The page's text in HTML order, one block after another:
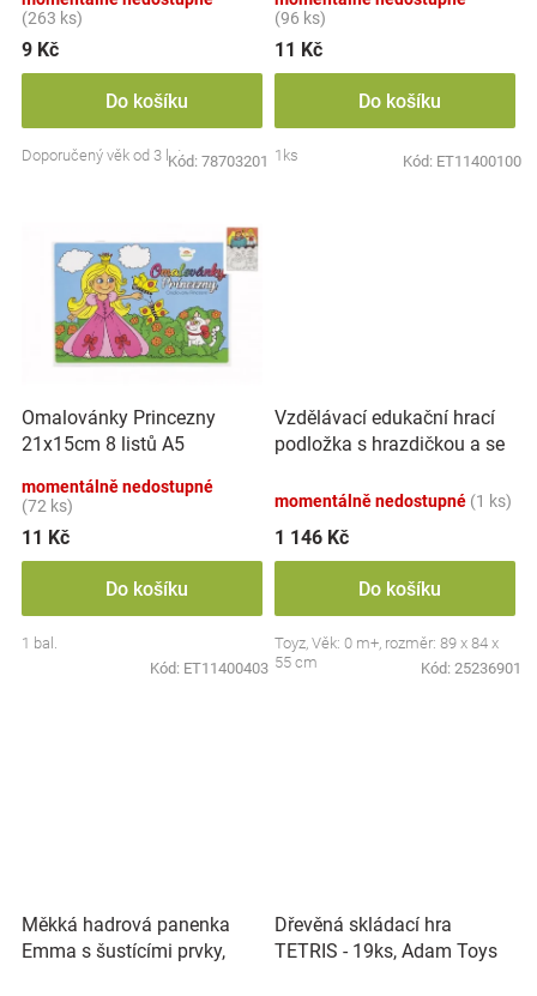
ů
(263 ks)
9 Kč
Do košíku
Doporučený věk od 3 letKód: 78703201
(96 ks)
11 Kč
Do košíku
1ks Kód: ET11400100
Omalovánky Princezny
21x15cm 8 listů A5
momentálně nedostupné
(72 ks)
11 Kč
Do košíku
1 bal.
Kód: ET11400403
Vzdělávací edukační hrací
podložka s hrazdičkou a se
momentálně nedostupné (1 ks)
1 146 Kč
Do košíku
Toyz, Věk: 0 m+, rozměr: 89 x 84 x
55 cm
Kód: 25236901
Měkká hadrová panenka
Emma s šustícími prvky,
Dřevěná skládací hra
TETRIS - 19ks, Adam Toys